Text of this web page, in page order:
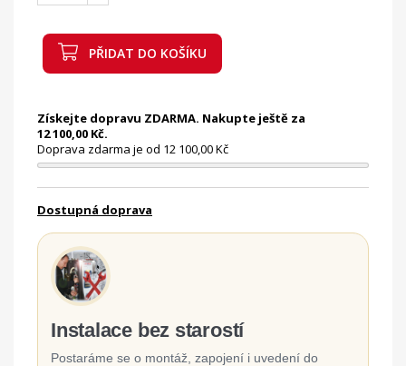
PŘIDAT DO KOŠÍKU
Získejte dopravu ZDARMA. Nakupte ještě za
12 100,00 Kč.
Doprava zdarma je od 12 100,00 Kč
Dostupná doprava
Instalace bez starostí
Postaráme se o montáž, zapojení i uvedení do